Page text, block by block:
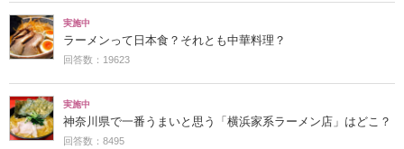
実施中
ラーメンって日本食？それとも中華料理？
回答数：19623
実施中
神奈川県で一番うまいと思う「横浜家系ラーメン店」はどこ？
回答数：8495